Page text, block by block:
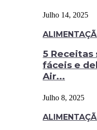
Julho 14, 2025
5 Receitas
fáceis e
Air...
Julho 8, 2025